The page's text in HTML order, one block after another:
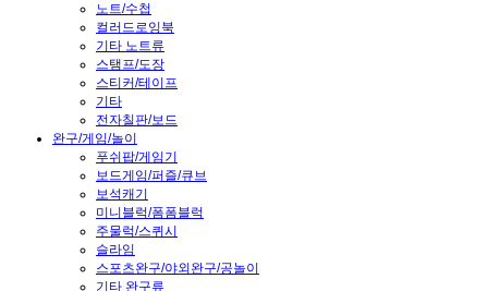
노트/수첩
컬러드로잉북
기타 노트류
스탬프/도장
스티커/테이프
기타
전자칠판/보드
완구/게임/놀이
푸쉬팝/게임기
보드게임/퍼즐/큐브
보석캐기
미니블럭/폼폼블럭
주물럭/스퀴시
슬라임
스포츠완구/야외완구/공놀이
기타 완구류